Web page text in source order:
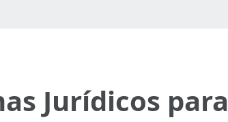
Jurídicos para